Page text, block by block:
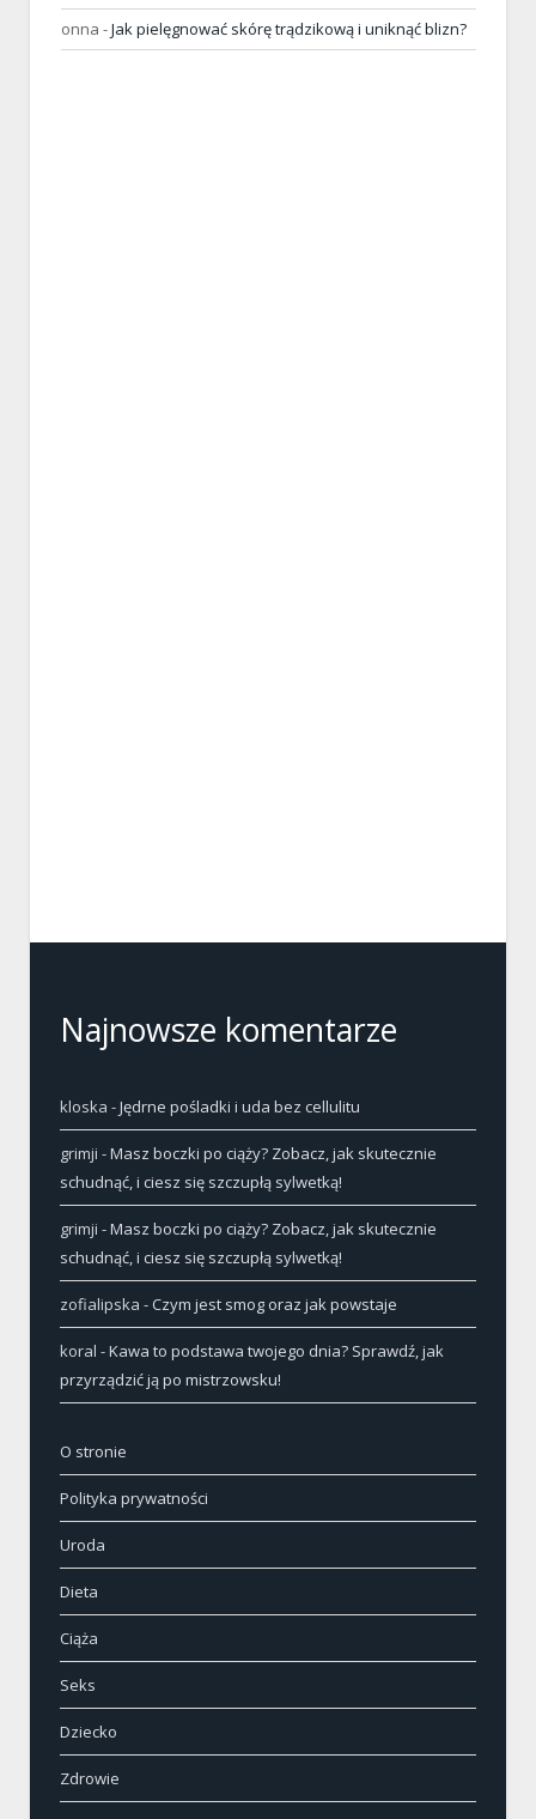
onna -Jak pielęgnować skórę trądzikową i uniknąć blizn?
Najnowsze komentarze
kloska -Jędrne pośladki i uda bez cellulitu
grimji -Masz boczki po ciąży? Zobacz, jak skutecznie
schudnąć, i ciesz się szczupłą sylwetką!
grimji -Masz boczki po ciąży? Zobacz, jak skutecznie
schudnąć, i ciesz się szczupłą sylwetką!
zofialipska -Czym jest smog oraz jak powstaje
koral -Kawa to podstawa twojego dnia? Sprawdź, jak
przyrządzić ją po mistrzowsku!
O stronie
Polityka prywatności
Uroda
Dieta
Ciąża
Seks
Dziecko
Zdrowie